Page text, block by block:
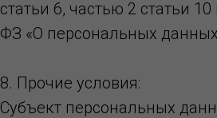
статьи 6, частью 2 статьи
ФЗ «О персональных
8. Прочие условия:
Субъект персональных